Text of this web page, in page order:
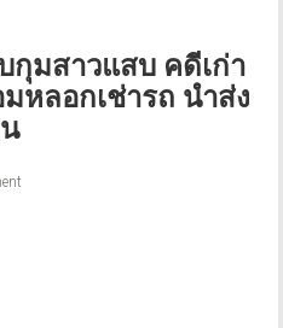
กุมสาวแสบ คดีเก่า
หลอกเช่ารถ นำส่ง